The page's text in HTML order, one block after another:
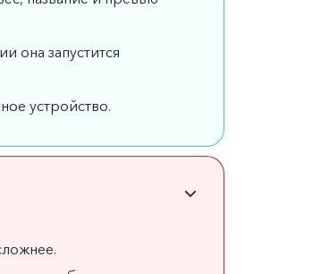
она запустится
устройство.